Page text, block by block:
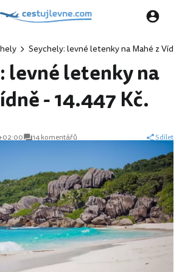
Seychely: levné letenky na Mahé z
levné letenky na
- 14.447 Kč.
14 komentářů Sdílet